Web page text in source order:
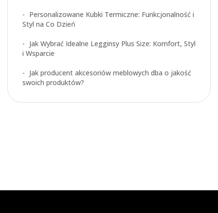
Personalizowane Kubki Termiczne: Funkcjonalność i
Styl na Co Dzień
Jak Wybrać Idealne Legginsy Plus Size: Komfort, Styl
i Wsparcie
Jak producent akcesoriów meblowych dba o jakość
swoich produktów?